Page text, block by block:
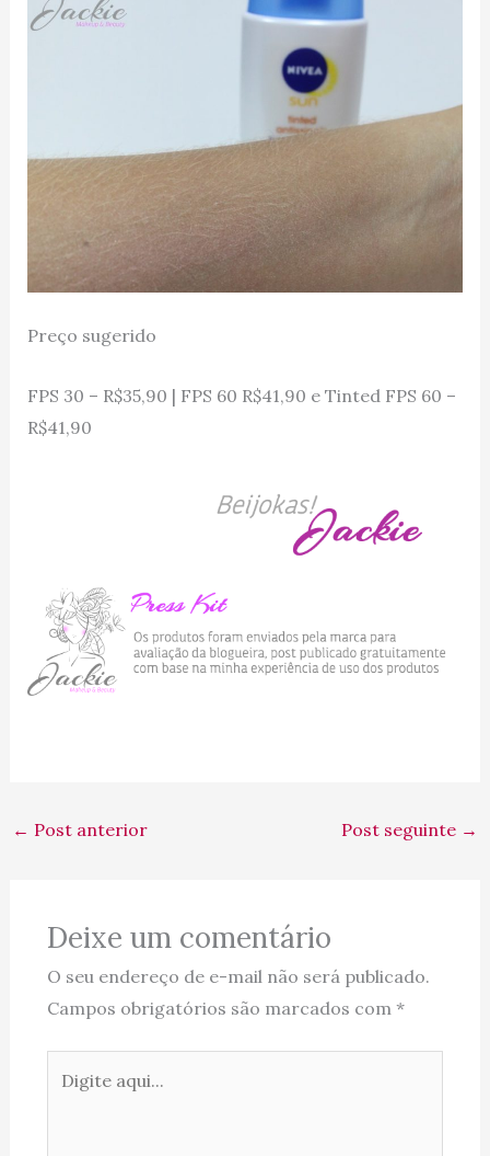
Preço sugerido
FPS 30 – R$35,90 | FPS 60 R$41,90 e Tinted FPS 60 –
R$41,90
← Post anterior Post seguinte →
Deixe um comentário
O seu endereço de e-mail não será publicado.
Campos obrigatórios são marcados com *
aqui...